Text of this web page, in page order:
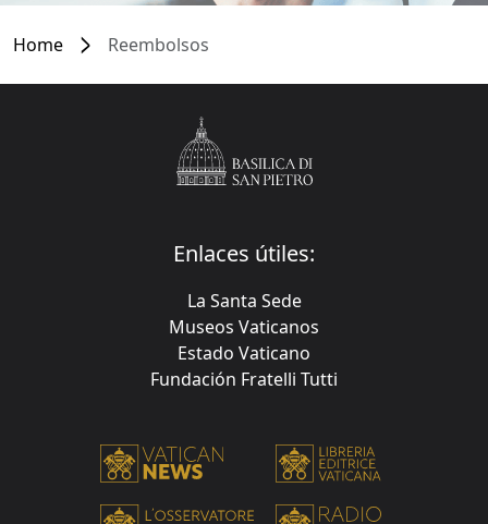
Home Reembolsos
Enlaces útiles:
La Santa Sede
Museos Vaticanos
Estado Vaticano
Fundación Fratelli Tutti